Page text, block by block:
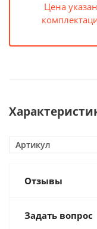
Цена
Артикул
Отзывы
Задать вопрос